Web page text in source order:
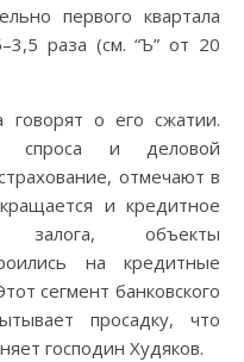
первого квартала
раза (см. “Ъ” от 20
говорят о его сжатии.
спроса и деловой
отмечают в
и кредитное
залога, объекты
на кредитные
сегмент банковского
просадку, что
господин Худяков.